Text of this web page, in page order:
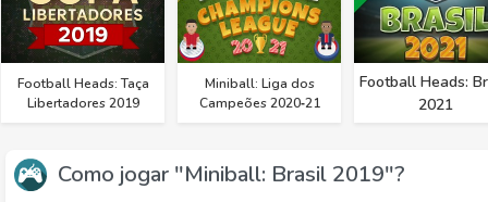
Football Heads: Taça
Libertadores 2019
Miniball: Liga dos
Campeões 2020‑21
Football Heads:
2021
Como jogar "Miniball: Brasil 2019"?